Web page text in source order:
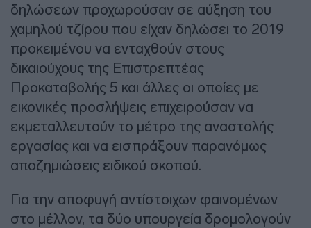
δηλώσεων προχωρούσαν σε αύξηση του
χαμηλού τζίρου που είχαν δηλώσει το 2019
προκειμένου να ενταχθούν στους
δικαιούχους της Επιστρεπτέας
Προκαταβολής 5 και άλλες οι οποίες με
εικονικές προσλήψεις επιχειρούσαν να
εκμεταλλευτούν το μέτρο της αναστολής
εργασίας και να εισπράξουν παρανόμως
αποζημιώσεις ειδικού σκοπού.
Για την αποφυγή αντίστοιχων φαινομένων
στο μέλλον, τα δύο υπουργεία δρομολογούν